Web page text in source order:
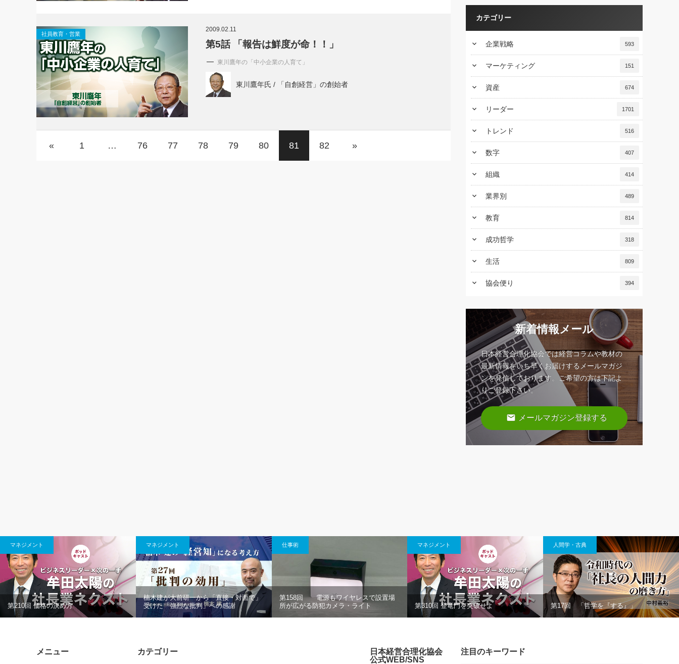
社員教育・営業
2009.02.11
第5話 「報告は鮮度が命！！」
東川鷹年の「中小企業の人育て」
東川鷹年氏 / 「自創経営」の創始者
« 1 … 76 77 78 79 80 81 82 »
カテゴリー
keyboard_arrow_down 企業戦略 593
keyboard_arrow_down マーケティング 151
keyboard_arrow_down 資産 674
keyboard_arrow_down リーダー 1701
keyboard_arrow_down トレンド 516
keyboard_arrow_down 数字 407
keyboard_arrow_down 組織 414
keyboard_arrow_down 業界別 489
keyboard_arrow_down 教育 814
keyboard_arrow_down 成功哲学 318
keyboard_arrow_down 生活 809
keyboard_arrow_down 協会便り 394
新着情報メール
日本経営合理化協会では経営コラムや教材の
最新情報をいち早くお届けするメールマガジ
ンを発信しております。ご希望の方は下記よ
りご登録下さい。
email メールマガジン登録する
マネジメント
第210回 価格の決め方
マネジメント
楠木建が大前研一から「直接・対面で」
受けた「強烈な批判」への感謝
仕事術
第158回 電源もワイヤレスで設置場
所が広がる防犯カメラ・ライト
マネジメント
第310回 登竜門を突破せよ
人間学・古典
第17回 「哲学を『する』」
注目のキーワード
日本経営合理化協会
公式WEB/SNS
メニュー カテゴリー